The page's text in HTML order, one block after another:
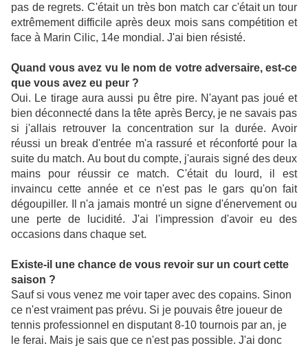
pas de regrets. C'était un très bon match car c'était un tour
extrêmement difficile après deux mois sans compétition et
face à Marin Cilic, 14e mondial. J'ai bien résisté.
Quand vous avez vu le nom de votre adversaire, est-ce
que vous avez eu peur ?
Oui. Le tirage aura aussi pu être pire. N'ayant pas joué et
bien déconnecté dans la tête après Bercy, je ne savais pas
si j'allais retrouver la concentration sur la durée. Avoir
réussi un break d'entrée m'a rassuré et réconforté pour la
suite du match. Au bout du compte, j'aurais signé des deux
mains pour réussir ce match. C'était du lourd, il est
invaincu cette année et ce n'est pas le gars qu'on fait
dégoupiller. Il n'a jamais montré un signe d'énervement ou
une perte de lucidité. J'ai l'impression d'avoir eu des
occasions dans chaque set.
Existe-il une chance de vous revoir sur un court cette
saison ?
Sauf si vous venez me voir taper avec des copains. Sinon
ce n'est vraiment pas prévu. Si je pouvais être joueur de
tennis professionnel en disputant 8-10 tournois par an, je
le ferai. Mais je sais que ce n'est pas possible. J'ai donc